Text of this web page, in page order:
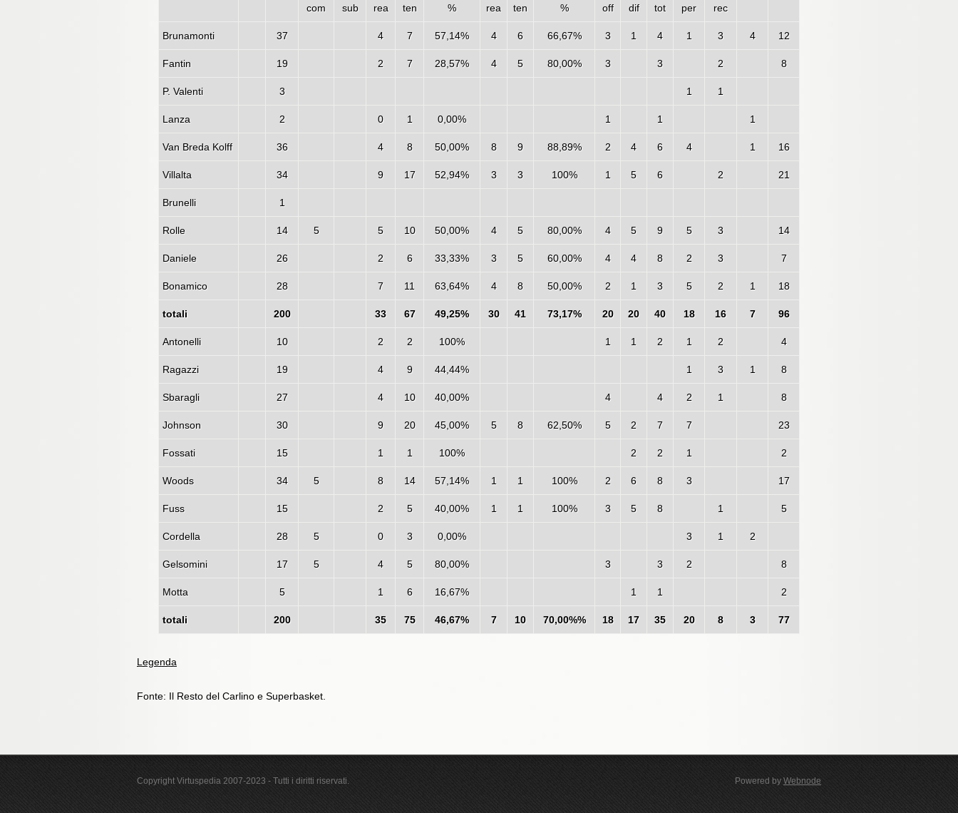
com sub rea ten % rea ten % off dif tot per rec
Brunamonti 37 4 7 57,14% 4 6 66,67% 3 1 4 1 3 4 12
Fantin 19 2 7 28,57% 4 5 80,00% 3 3 2 8
P. Valenti 3 1 1
Lanza 2 0 1 0,00% 1 1 1
Van Breda Kolff 36 4 8 50,00% 8 9 88,89% 2 4 6 4 1 16
Villalta 34 9 17 52,94% 3 3 100% 1 5 6 2 21
Brunelli 1
Rolle 14 5 5 10 50,00% 4 5 80,00% 4 5 9 5 3 14
Daniele 26 2 6 33,33% 3 5 60,00% 4 4 8 2 3 7
Bonamico 28 7 11 63,64% 4 8 50,00% 2 1 3 5 2 1 18
totali 200 33 67 49,25% 30 41 73,17% 20 20 40 18 16 7 96
Antonelli 10 2 2 100% 1 1 2 1 2 4
Ragazzi 19 4 9 44,44% 1 3 1 8
Sbaragli 27 4 10 40,00% 4 4 2 1 8
Johnson 30 9 20 45,00% 5 8 62,50% 5 2 7 7 23
Fossati 15 1 1 100% 2 2 1 2
Woods 34 5 8 14 57,14% 1 1 100% 2 6 8 3 17
Fuss 15 2 5 40,00% 1 1 100% 3 5 8 1 5
Cordella 28 5 0 3 0,00% 3 1 2
Gelsomini 17 5 4 5 80,00% 3 3 2 8
Motta 5 1 6 16,67% 1 1 2
totali 200 35 75 46,67% 7 10 70,00%% 18 17 35 20 8 3 77
Legenda
Fonte: Il Resto del Carlino e Superbasket.
Copyright Virtuspedia 2007-2023 - Tutti i diritti riservati. Powered by Webnode